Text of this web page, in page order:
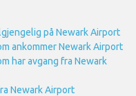
på Newark Airport
ankommer Newark Airport
har avgang fra Newark
Newark Airport